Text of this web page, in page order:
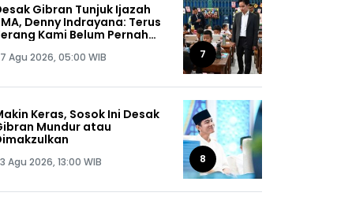
Gibran Tunjuk Ijazah
Denny Indrayana: Terus
Kami Belum Pernah
Agu 2026, 05:00 WIB 7
Keras, Sosok Ini Desak
Mundur atau
Agu 2026, 13:00 WIB 8